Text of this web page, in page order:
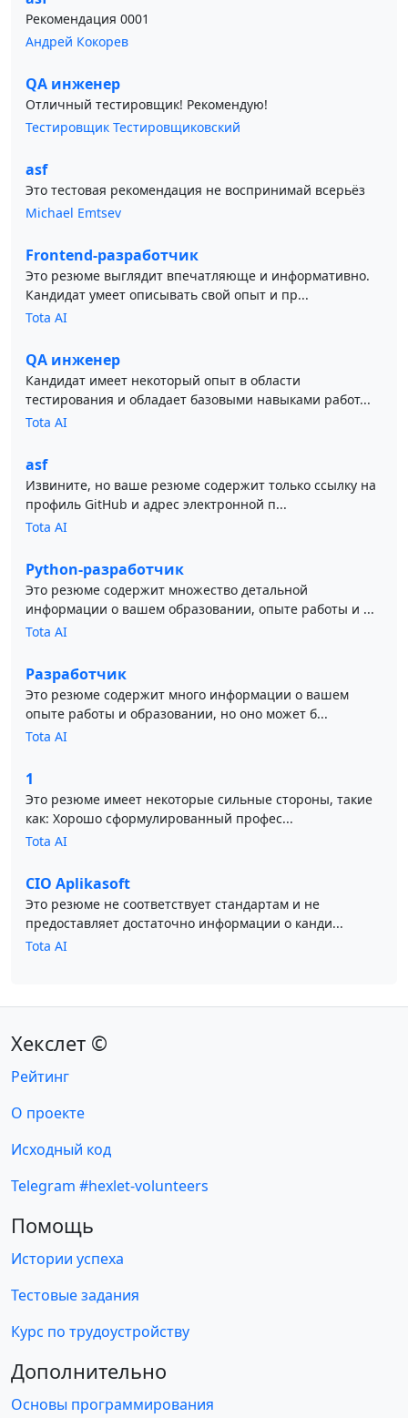
Рекомендация 0001
Андрей Кокорев
QA инженер
Отличный тестировщик! Рекомендую!
Тестировщик Тестировщиковский
asf
Это тестовая рекомендация не воспринимай всерьёз
Michael Emtsev
Frontend-разработчик
Это резюме выглядит впечатляюще и информативно.
Кандидат умеет описывать свой опыт и пр...
Tota AI
QA инженер
Кандидат имеет некоторый опыт в области
тестирования и обладает базовыми навыками работ...
Tota AI
asf
Извините, но ваше резюме содержит только ссылку на
профиль GitHub и адрес электронной п...
Tota AI
Python-разработчик
Это резюме содержит множество детальной
информации о вашем образовании, опыте работы и ...
Tota AI
Разработчик
Это резюме содержит много информации о вашем
опыте работы и образовании, но оно может б...
Tota AI
1
Это резюме имеет некоторые сильные стороны, такие
как: Хорошо сформулированный профес...
Tota AI
CIO Aplikasoft
Это резюме не соответствует стандартам и не
предоставляет достаточно информации о канди...
Tota AI
Хекслет ©
Рейтинг
О проекте
Исходный код
Telegram #hexlet-volunteers
Помощь
Истории успеха
Тестовые задания
Курс по трудоустройству
Дополнительно
Основы программирования